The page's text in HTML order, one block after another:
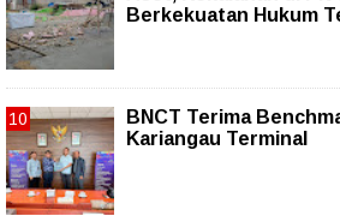
Berkekuatan Hukum
BNCT Terima
Kariangau Terminal